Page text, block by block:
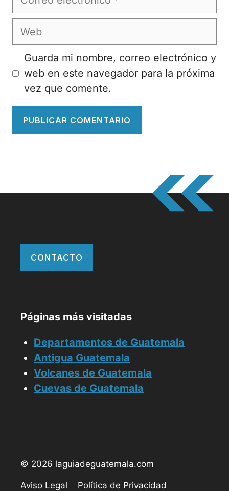
Web
Guarda mi nombre, correo electrónico y
web en este navegador para la próxima
vez que comente.
CONTACTO
Páginas más visitadas
Departamentos de Guatemala
Antigua Guatemala
Volcanes de Guatemala
Cuevas de Guatemala
© 2026 laguiadeguatemala.com
Aviso Legal Política de Privacidad